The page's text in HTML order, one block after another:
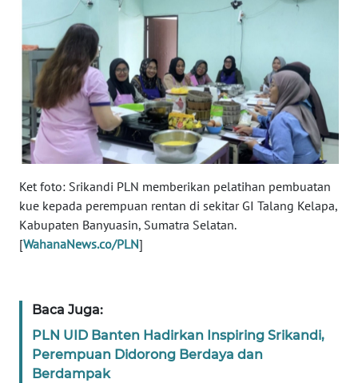
Ket foto: Srikandi PLN memberikan pelatihan pembuatan
kue kepada perempuan rentan di sekitar GI Talang Kelapa,
Kabupaten Banyuasin, Sumatra Selatan.
[WahanaNews.co/PLN]
Baca Juga:
PLN UID Banten Hadirkan Inspiring Srikandi,
Perempuan Didorong Berdaya dan
Berdampak
WN
PAPUA
BARAT
RIAU
JAMBI
WN
NTB